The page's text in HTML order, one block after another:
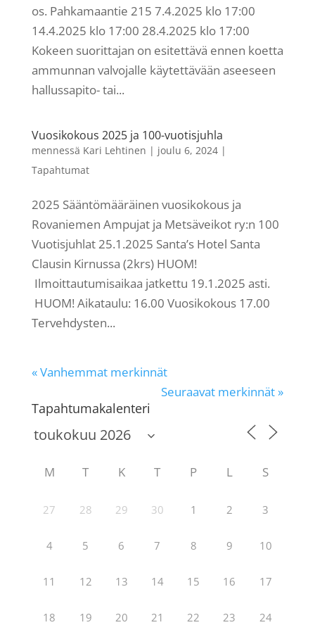
os. Pahkamaantie 215 7.4.2025 klo 17:00
14.4.2025 klo 17:00 28.4.2025 klo 17:00
Kokeen suorittajan on esitettävä ennen koetta
ammunnan valvojalle käytettävään aseeseen
hallussapito- tai...
Vuosikokous 2025 ja 100-vuotisjuhla
mennessä Kari Lehtinen | joulu 6, 2024|
Tapahtumat
2025 Sääntömääräinen vuosikokous ja
Rovaniemen Ampujat ja Metsäveikot ry:n 100
Vuotisjuhlat 25.1.2025 Santa’s Hotel Santa
Clausin Kirnussa (2krs) HUOM!
Ilmoittautumisaikaa jatkettu 19.1.2025 asti.
HUOM! Aikataulu: 16.00 Vuosikokous 17.00
Tervehdysten...
« Vanhemmat merkinnät
Seuraavat merkinnät »
Tapahtumakalenteri
M T K T P L S
27 28 29 30 1 2 3
4 5 6 7 8 9 10
11 12 13 14 15 16 17
18 19 20 21 22 23 24